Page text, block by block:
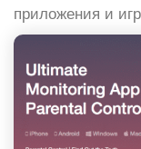
приложения и